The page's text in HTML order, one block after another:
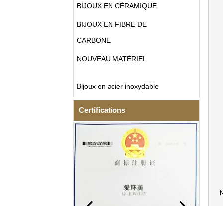
BIJOUX EN CÉRAMIQUE
BIJOUX EN FIBRE DE
CARBONE
NOUVEAU MATÉRIEL
Bijoux en acier inoxydable
Certifications